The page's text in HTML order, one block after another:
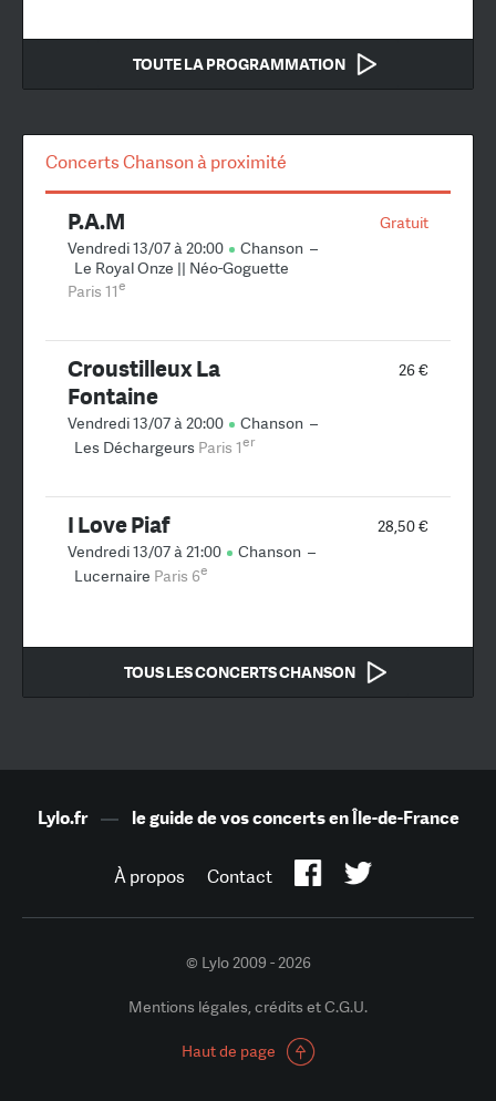
TOUTE LA PROGRAMMATION
Concerts Chanson à proximité
Gratuit
P.A.M
Vendredi 13/07 à 20:00 Chanson –
Le Royal Onze || Néo-Goguette
Paris 11e
26 €
Croustilleux La
Fontaine
Vendredi 13/07 à 20:00 Chanson –
Les Déchargeurs Paris 1er
28,50 €
I Love Piaf
Vendredi 13/07 à 21:00 Chanson –
Lucernaire Paris 6e
TOUS LES CONCERTS CHANSON
Lylo.fr— le guide de vos concerts en Île-de-France
À propos Contact
© Lylo 2009 - 2026
Mentions légales, crédits et C.G.U.
Haut de page